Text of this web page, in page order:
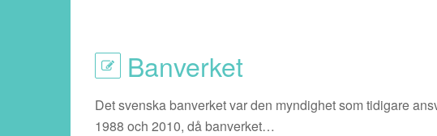
Banverket
Det svenska banverket var den myndighet som tidigare
1988 och 2010, då banverket…